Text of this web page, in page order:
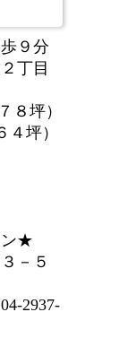
９分
丁目
８坪）
坪）
★
－５
2937-